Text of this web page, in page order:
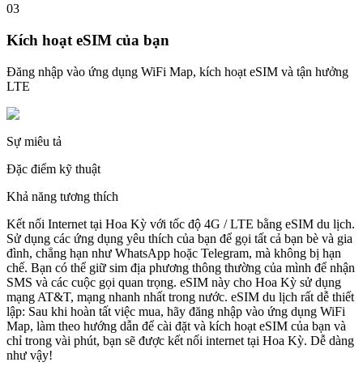
03
Kích hoạt eSIM của bạn
Đăng nhập vào ứng dụng WiFi Map, kích hoạt eSIM và tận hưởng
LTE
Sự miêu tả
Đặc điểm kỹ thuật
Khả năng tương thích
Kết nối Internet tại Hoa Kỳ với tốc độ 4G / LTE bằng eSIM du lịch.
Sử dụng các ứng dụng yêu thích của bạn để gọi tất cả bạn bè và gia
đình, chẳng hạn như WhatsApp hoặc Telegram, mà không bị hạn
chế. Bạn có thể giữ sim địa phương thông thường của mình để nhận
SMS và các cuộc gọi quan trọng. eSIM này cho Hoa Kỳ sử dụng
mạng AT&T, mạng nhanh nhất trong nước. eSIM du lịch rất dễ thiết
lập: Sau khi hoàn tất việc mua, hãy đăng nhập vào ứng dụng WiFi
Map, làm theo hướng dẫn để cài đặt và kích hoạt eSIM của bạn và
chỉ trong vài phút, bạn sẽ được kết nối internet tại Hoa Kỳ. Dễ dàng
như vậy!